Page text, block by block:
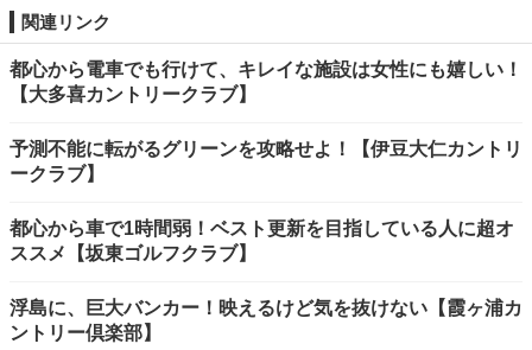
関連リンク
都心から電車でも行けて、キレイな施設は女性にも嬉しい！
【大多喜カントリークラブ】
予測不能に転がるグリーンを攻略せよ！【伊豆大仁カントリ
ークラブ】
都心から車で1時間弱！ベスト更新を目指している人に超オ
ススメ【坂東ゴルフクラブ】
浮島に、巨大バンカー！映えるけど気を抜けない【霞ヶ浦カ
ントリー倶楽部】